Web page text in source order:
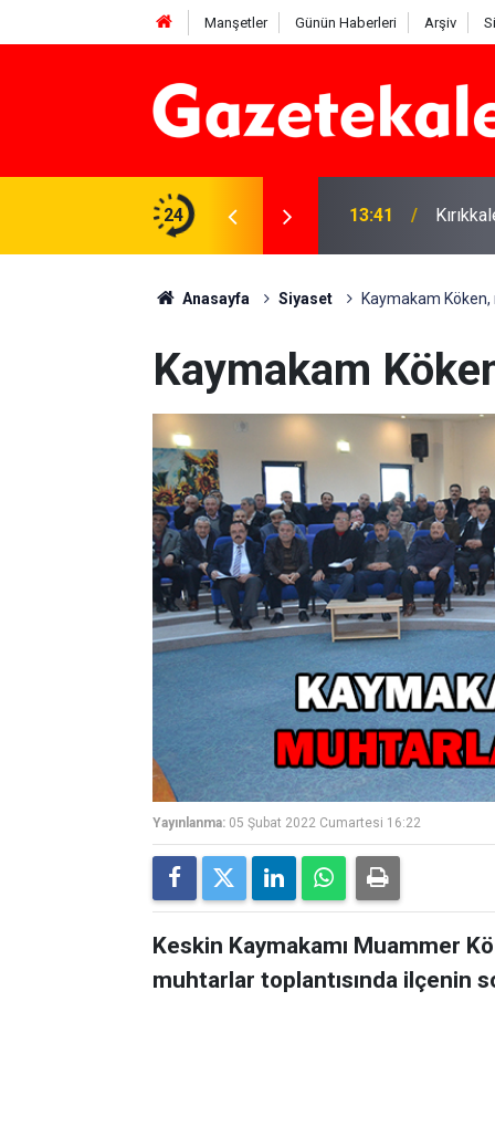
Manşetler Günün Haberleri Arşiv
24
Çavdar başkan seçildi 13:41
Anasayfa Siyaset Kaymakam
Kaymakam
Yayınlanma: 05 Şubat 2022 Cumartesi 16:22
Keskin Kaymakamı Muammer
muhtarlar toplantısında ilçenin